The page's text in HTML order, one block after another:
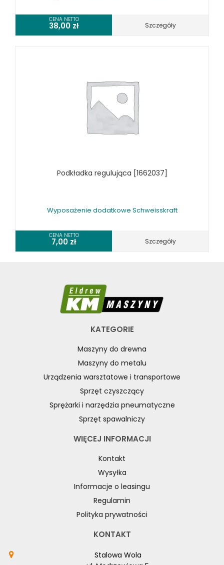
CENA NETTO
38,00 zł Szczegóły
Podkładka regulująca [1662037]
Wyposażenie dodatkowe Schweisskraft
CENA NETTO
7,00 zł Szczegóły
KATEGORIE
Maszyny do drewna
Maszyny do metalu
Urządzenia warsztatowe i transportowe
Sprzęt czyszczący
Sprężarki i narzędzia pneumatyczne
Sprzęt spawalniczy
WIĘCEJ INFORMACJI
Kontakt
Wysyłka
Informacje o leasingu
Regulamin
Polityka prywatności
KONTAKT
Stalowa Wola